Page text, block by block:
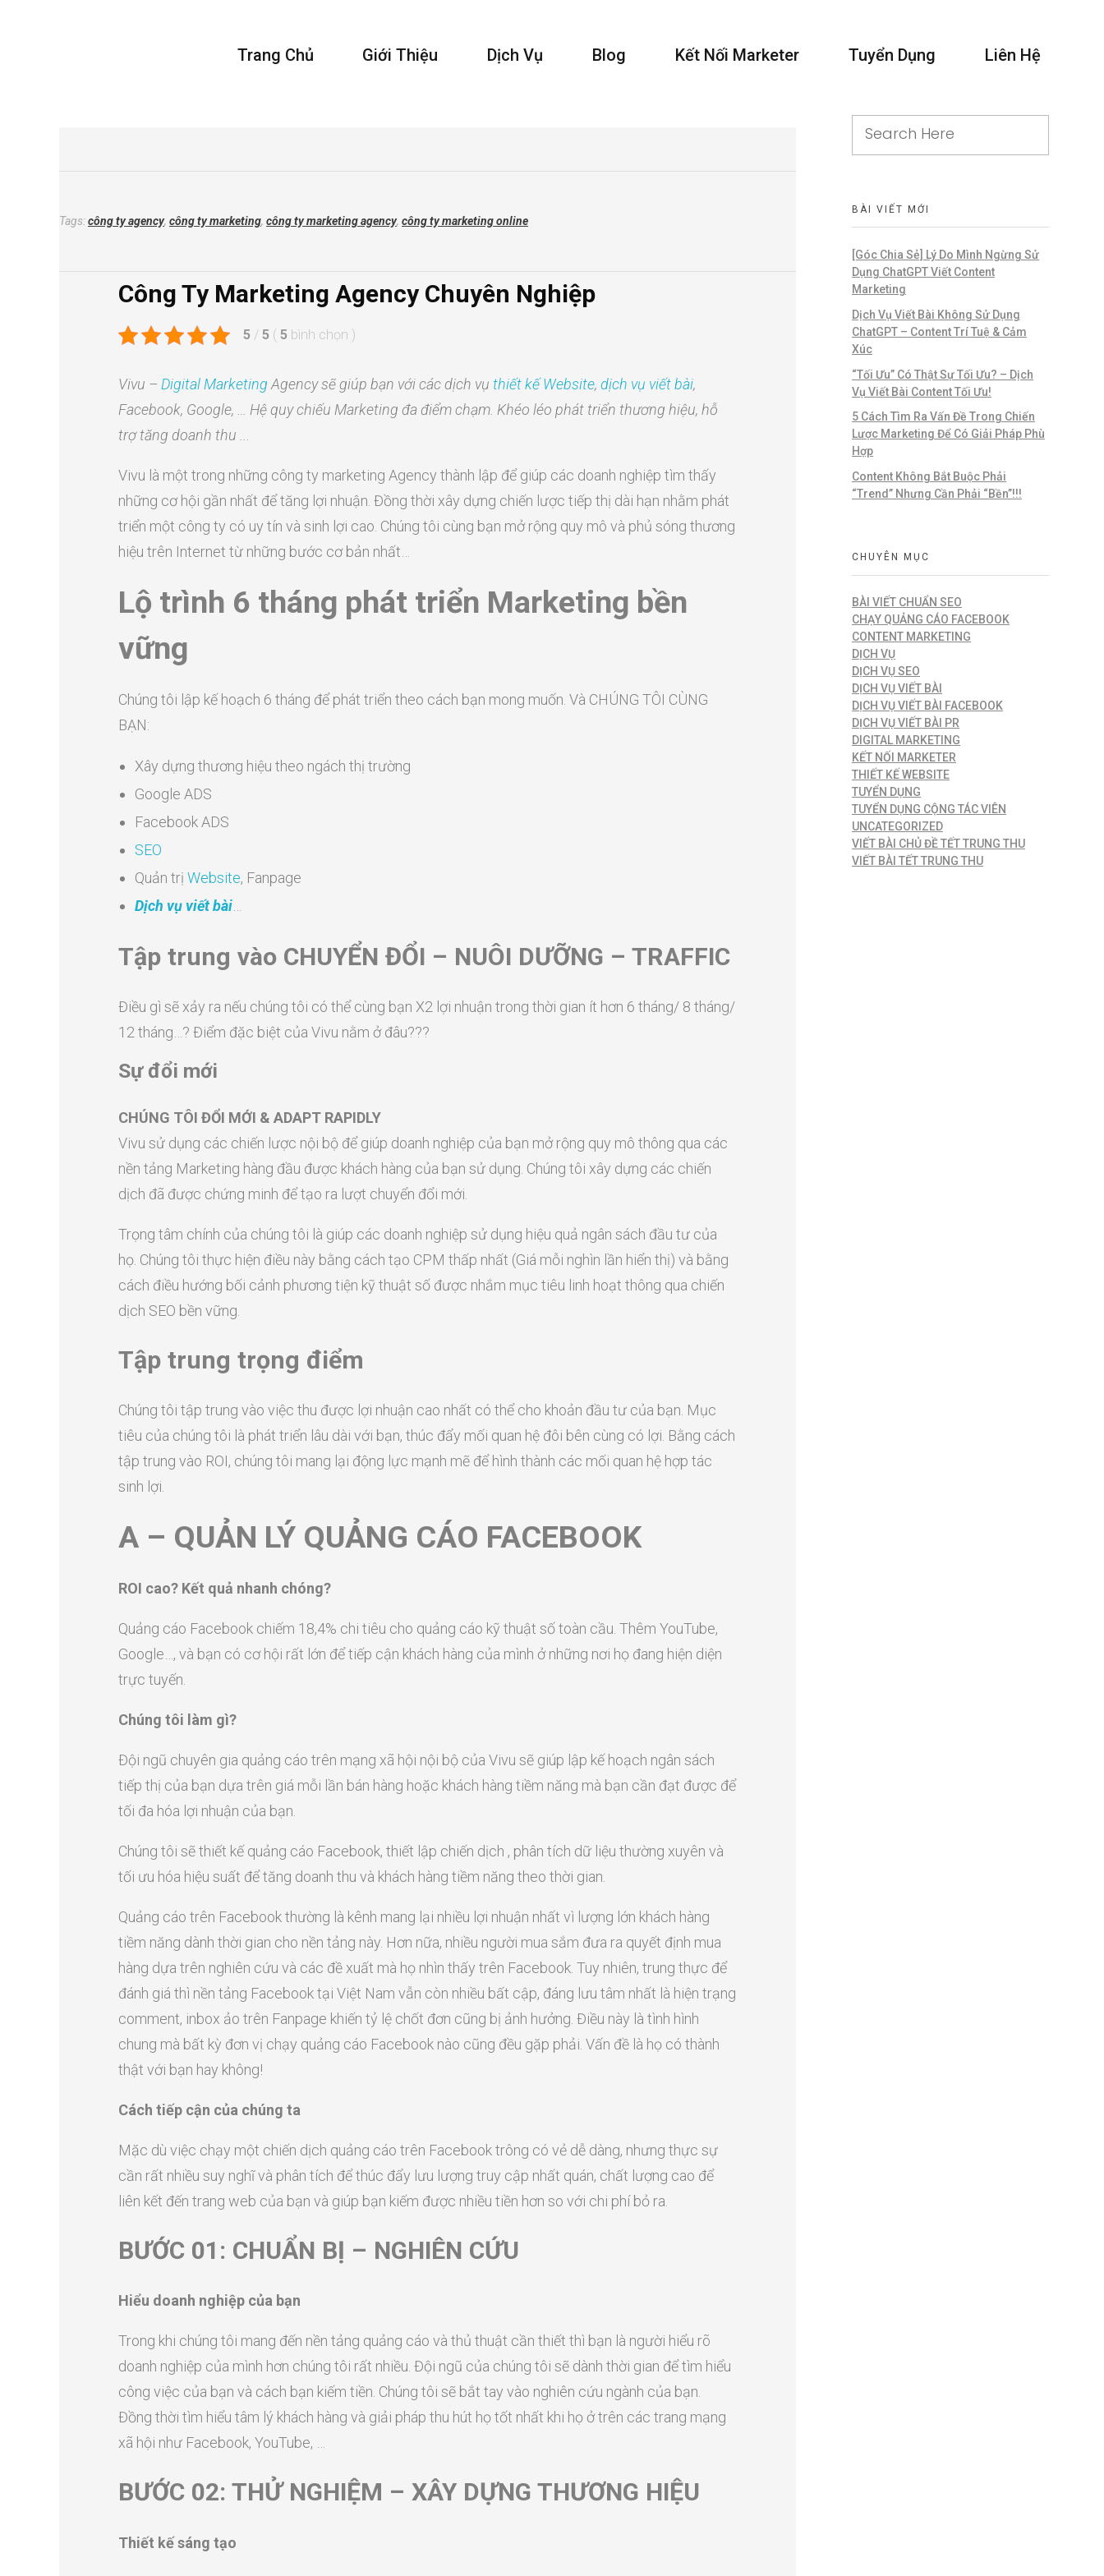
Trang Chủ Giới Thiệu Dịch Vụ Blog Kết Nối Marketer Tuyển Dụng Liên Hệ
Công Ty Marketing Agency Chuyên Nghiệp
5 / 5 ( 5 bình chọn )
Vivu – Digital Marketing Agency sẽ giúp bạn với các dịch vụ thiết kế Website, dịch vụ viết bài,
Facebook, Google, … Hệ quy chiếu Marketing đa điểm chạm. Khéo léo phát triển thương hiệu, hỗ
trợ tăng doanh thu ..
Vivu là một trong những công ty marketing Agency thành lập để giúp các doanh nghiệp tìm thấy
những cơ hội gần nhất để tăng lợi nhuận. Đồng thời xây dựng chiến lược tiếp thị dài hạn nhằm phát
triển một công ty có uy tín và sinh lợi cao. Chúng tôi cùng bạn mở rộng quy mô và phủ sóng thương
hiệu trên Internet từ những bước cơ bản nhất…
Lộ trình 6 tháng phát triển Marketing bền
vững
Chúng tôi lập kế hoạch 6 tháng để phát triển theo cách bạn mong muốn. Và CHÚNG TÔI CÙNG
BẠN:
Xây dựng thương hiệu theo ngách thị trường
Google ADS
Facebook ADS
SEO
Quản trị Website, Fanpage
Dịch vụ viết bài…
Tập trung vào CHUYỂN ĐỔI – NUÔI DƯỠNG – TRAFFIC
Điều gì sẽ xảy ra nếu chúng tôi có thể cùng bạn X2 lợi nhuận trong thời gian ít hơn 6 tháng/ 8 tháng/
12 tháng…? Điểm đặc biệt của Vivu nằm ở đâu???
Sự đổi mới
CHÚNG TÔI ĐỔI MỚI & ADAPT RAPIDLY
Vivu sử dụng các chiến lược nội bộ để giúp doanh nghiệp của bạn mở rộng quy mô thông qua các
nền tảng Marketing hàng đầu được khách hàng của bạn sử dụng. Chúng tôi xây dựng các chiến
dịch đã được chứng minh để tạo ra lượt chuyển đổi mới.
Trọng tâm chính của chúng tôi là giúp các doanh nghiệp sử dụng hiệu quả ngân sách đầu tư của
họ. Chúng tôi thực hiện điều này bằng cách tạo CPM thấp nhất (Giá mỗi nghìn lần hiển thị) và bằng
cách điều hướng bối cảnh phương tiện kỹ thuật số được nhắm mục tiêu linh hoạt thông qua chiến
dịch SEO bền vững.
Tập trung trọng điểm
Chúng tôi tập trung vào việc thu được lợi nhuận cao nhất có thể cho khoản đầu tư của bạn. Mục
tiêu của chúng tôi là phát triển lâu dài với bạn, thúc đẩy mối quan hệ đôi bên cùng có lợi. Bằng cách
tập trung vào ROI, chúng tôi mang lại động lực mạnh mẽ để hình thành các mối quan hệ hợp tác
sinh lợi.
A – QUẢN LÝ QUẢNG CÁO FACEBOOK
ROI cao? Kết quả nhanh chóng?
Quảng cáo Facebook chiếm 18,4% chi tiêu cho quảng cáo kỹ thuật số toàn cầu. Thêm YouTube,
Google…, và bạn có cơ hội rất lớn để tiếp cận khách hàng của mình ở những nơi họ đang hiện diện
trực tuyến.
Chúng tôi làm gì?
Đội ngũ chuyên gia quảng cáo trên mạng xã hội nội bộ của Vivu sẽ giúp lập kế hoạch ngân sách
tiếp thị của bạn dựa trên giá mỗi lần bán hàng hoặc khách hàng tiềm năng mà bạn cần đạt được để
tối đa hóa lợi nhuận của bạn.
Chúng tôi sẽ thiết kế quảng cáo Facebook, thiết lập chiến dịch , phân tích dữ liệu thường xuyên và
tối ưu hóa hiệu suất để tăng doanh thu và khách hàng tiềm năng theo thời gian.
Quảng cáo trên Facebook thường là kênh mang lại nhiều lợi nhuận nhất vì lượng lớn khách hàng
tiềm năng dành thời gian cho nền tảng này. Hơn nữa, nhiều người mua sắm đưa ra quyết định mua
hàng dựa trên nghiên cứu và các đề xuất mà họ nhìn thấy trên Facebook. Tuy nhiên, trung thực để
đánh giá thì nền tảng Facebook tại Việt Nam vẫn còn nhiều bất cập, đáng lưu tâm nhất là hiện trạng
comment, inbox ảo trên Fanpage khiến tỷ lệ chốt đơn cũng bị ảnh hưởng. Điều này là tình hình
chung mà bất kỳ đơn vị chạy quảng cáo Facebook nào cũng đều gặp phải. Vấn đề là họ có thành
thật với bạn hay không!
Cách tiếp cận của chúng ta
Mặc dù việc chạy một chiến dịch quảng cáo trên Facebook trông có vẻ dễ dàng, nhưng thực sự
cần rất nhiều suy nghĩ và phân tích để thúc đẩy lưu lượng truy cập nhất quán, chất lượng cao để
liên kết đến trang web của bạn và giúp bạn kiếm được nhiều tiền hơn so với chi phí bỏ ra.
BƯỚC 01: CHUẨN BỊ – NGHIÊN CỨU
Hiểu doanh nghiệp của bạn
Trong khi chúng tôi mang đến nền tảng quảng cáo và thủ thuật cần thiết thì bạn là người hiểu rõ
doanh nghiệp của mình hơn chúng tôi rất nhiều. Đội ngũ của chúng tôi sẽ dành thời gian để tìm hiểu
công việc của bạn và cách bạn kiếm tiền. Chúng tôi sẽ bắt tay vào nghiên cứu ngành của bạn.
Đồng thời tìm hiểu tâm lý khách hàng và giải pháp thu hút họ tốt nhất khi họ ở trên các trang mạng
xã hội như Facebook, YouTube, …
BƯỚC 02: THỬ NGHIỆM – XÂY DỰNG THƯƠNG HIỆU
Thiết kế sáng tạo
Tags:công ty agency, công ty marketing, công ty marketing agency, công ty marketing online
BÀI VIẾT MỚI
[Góc Chia Sẻ] Lý Do Mình Ngừng Sử
Dụng ChatGPT Viết Content
Marketing
Dịch Vụ Viết Bài Không Sử Dụng
ChatGPT – Content Trí Tuệ & Cảm
Xúc
“Tối Ưu” Có Thật Sự Tối Ưu? – Dịch
Vụ Viết Bài Content Tối Ưu!
5 Cách Tìm Ra Vấn Đề Trong Chiến
Lược Marketing Để Có Giải Pháp Phù
Hợp
Content Không Bắt Buộc Phải
“Trend” Nhưng Cần Phải “Bền”!!!
CHUYÊN MỤC
BÀI VIẾT CHUẨN SEO
CHẠY QUẢNG CÁO FACEBOOK
CONTENT MARKETING
DỊCH VỤ
DỊCH VỤ SEO
DỊCH VỤ VIẾT BÀI
DỊCH VỤ VIẾT BÀI FACEBOOK
DỊCH VỤ VIẾT BÀI PR
DIGITAL MARKETING
KẾT NỐI MARKETER
THIẾT KẾ WEBSITE
TUYỂN DỤNG
TUYỂN DỤNG CỘNG TÁC VIÊN
UNCATEGORIZED
VIẾT BÀI CHỦ ĐỀ TẾT TRUNG THU
VIẾT BÀI TẾT TRUNG THU